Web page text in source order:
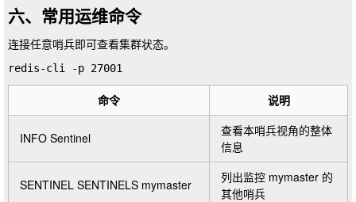
六、常用运维命令
连接任意哨兵即可查看集群状态。
命令 说明
INFO Sentinel
查看本哨兵视角的整体
信息
SENTINEL SENTINELS mymaster 列出监控 mymaster 的
其他哨兵